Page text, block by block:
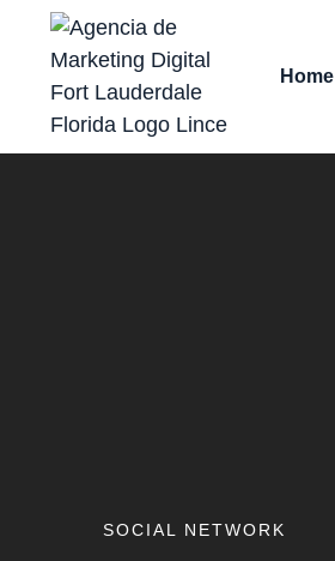
content
Home
SOCIAL NETWORK